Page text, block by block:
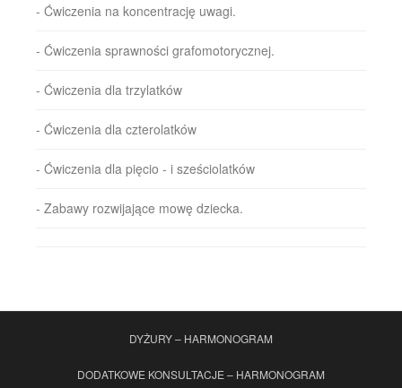
- Ćwiczenia na koncentrację uwagi.
- Ćwiczenia sprawności grafomotorycznej.
- Ćwiczenia dla trzylatków
- Ćwiczenia dla czterolatków
- Ćwiczenia dla pięcio - i sześciolatków
- Zabawy rozwijające mowę dziecka.
DYŻURY – HARMONOGRAM
DODATKOWE KONSULTACJE – HARMONOGRAM